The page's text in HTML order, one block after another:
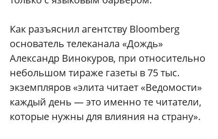
Как разъяснил агентству Bloomberg
основатель телеканала «Дождь»
Александр Винокуров, при относительно
небольшом тираже газеты в 75 тыс.
экземпляров «элита читает «Ведомости»
каждый день — это именно те читатели,
которые нужны для влияния на страну».